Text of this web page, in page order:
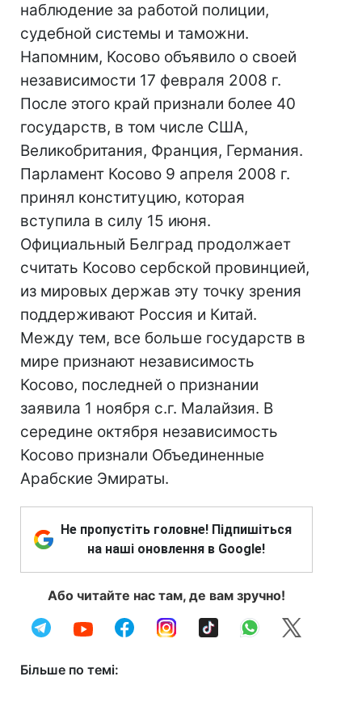
наблюдение за работой полиции,
судебной системы и таможни.
Напомним, Косово объявило о своей
независимости 17 февраля 2008 г.
После этого край признали более 40
государств, в том числе США,
Великобритания, Франция, Германия.
Парламент Косово 9 апреля 2008 г.
принял конституцию, которая
вступила в силу 15 июня.
Официальный Белград продолжает
считать Косово сербской провинцией,
из мировых держав эту точку зрения
поддерживают Россия и Китай.
Между тем, все больше государств в
мире признают независимость
Косово, последней о признании
заявила 1 ноября с.г. Малайзия. В
середине октября независимость
Косово признали Объединенные
Арабские Эмираты.
Не пропустіть головне! Підпишіться
на наші оновлення в Google!
Або читайте нас там, де вам зручно!
Більше по темі: